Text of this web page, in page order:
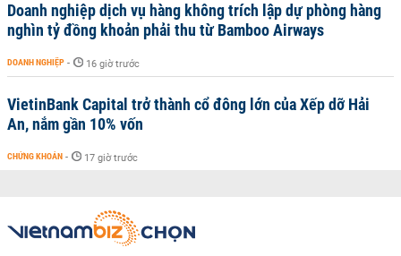
Doanh nghiệp dịch vụ hàng không trích lập dự phòng hàng
nghìn tỷ đồng khoản phải thu từ Bamboo Airways
DOANH NGHIỆP - 16 giờ trước
VietinBank Capital trở thành cổ đông lớn của Xếp dỡ Hải
An, nắm gần 10% vốn
CHỨNG KHOÁN - 17 giờ trước